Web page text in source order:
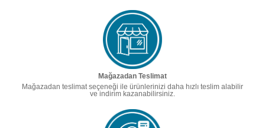
Mağazadan Teslimat
Mağazadan teslimat seçeneği ile ürünlerinizi daha hızlı teslim alabilir
ve indirim kazanabilirsiniz.